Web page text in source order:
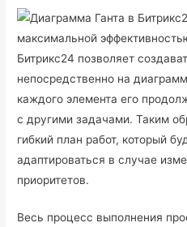
Битрикс24 позволяет
непосредственно на
каждого элемента его
с другими задачами. Таким
гибкий план работ, который
адаптироваться в случае
приоритетов.
Весь процесс выполнения